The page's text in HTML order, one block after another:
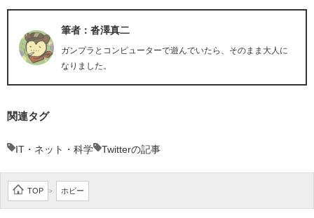
筆者：沓澤真二
ガンプラとコンピューターで遊んでいたら、そのまま大人に
なりました。
関連タグ
IT・ネット・科学 Twitterの記事
TOP > ホビー